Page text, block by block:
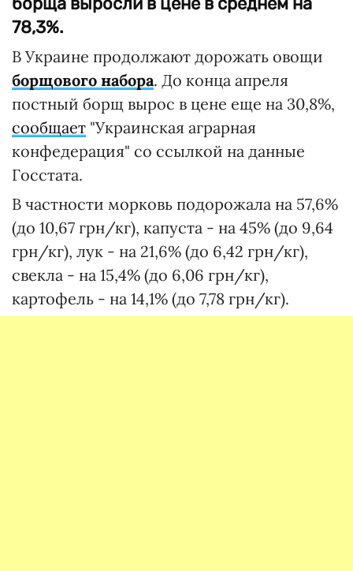
78,3%.
В Украине продолжают дорожать овощи
борщового набора. До конца апреля
постный борщ вырос в цене еще на 30,8%,
сообщает "Украинская аграрная
конфедерация" со ссылкой на данные
Госстата.
В частности морковь подорожала на 57,6%
(до 10,67 грн/кг), капуста - на 45% (до 9,64
грн/кг), лук - на 21,6% (до 6,42 грн/кг),
свекла - на 15,4% (до 6,06 грн/кг),
картофель - на 14,1% (до 7,78 грн/кг).